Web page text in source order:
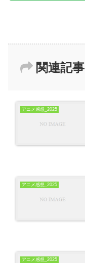
関連記事
アニメ感想_2025
アニメ感想_2025
アニメ感想_2025